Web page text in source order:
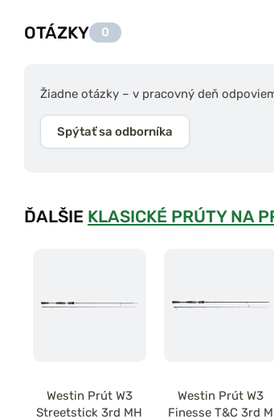
OTÁZKY 0
Žiadne otázky – v pracovný deň
Spýtať sa odborníka
ĎALŠIE KLASICKÉ PRÚTY NA
Westin Prút W3
Streetstick 3rd MH
Westin Prút W3
Finesse T&C 3rd M